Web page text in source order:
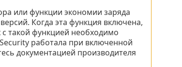
или функции экономии заряда
Когда эта функция включена,
с такой функцией необходимо
работала при включенной
документацией производителя